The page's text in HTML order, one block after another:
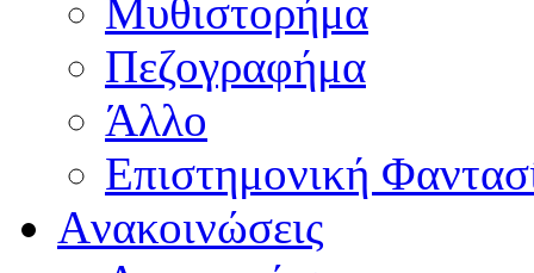
Μυθιστορήμα
Πεζογραφήμα
Άλλο
Επιστημονική
Aνακοινώσεις